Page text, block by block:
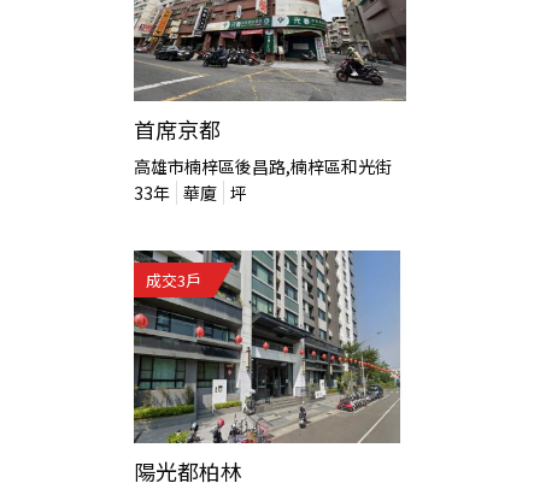
首席京都
高雄市楠梓區後昌路,楠梓區和光街
33年 華廈 坪
成交3戶
陽光都柏林